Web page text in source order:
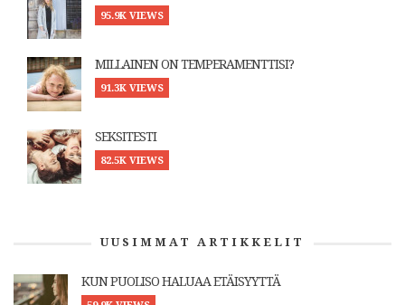
95.9K VIEWS
MILLAINEN ON TEMPERAMENTTISI?
91.3K VIEWS
SEKSITESTI
82.5K VIEWS
UUSIMMAT ARTIKKELIT
KUN PUOLISO HALUAA ETÄISYYTTÄ